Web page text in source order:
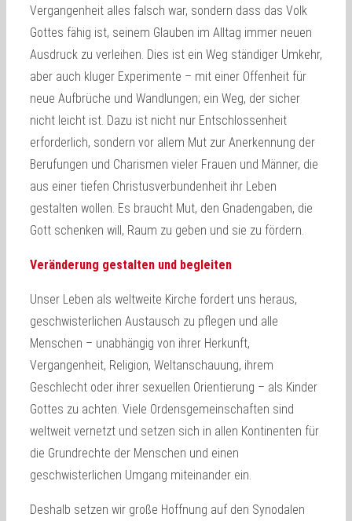
Vergangenheit alles falsch war, sondern dass das Volk
Gottes fähig ist, seinem Glauben im Alltag immer neuen
Ausdruck zu verleihen. Dies ist ein Weg ständiger Umkehr,
aber auch kluger Experimente – mit einer Offenheit für
neue Aufbrüche und Wandlungen; ein Weg, der sicher
nicht leicht ist. Dazu ist nicht nur Entschlossenheit
erforderlich, sondern vor allem Mut zur Anerkennung der
Berufungen und Charismen vieler Frauen und Männer, die
aus einer tiefen Christusverbundenheit ihr Leben
gestalten wollen. Es braucht Mut, den Gnadengaben, die
Gott schenken will, Raum zu geben und sie zu fördern.
Veränderung gestalten und begleiten
Unser Leben als weltweite Kirche fordert uns heraus,
geschwisterlichen Austausch zu pflegen und alle
Menschen – unabhängig von ihrer Herkunft,
Vergangenheit, Religion, Weltanschauung, ihrem
Geschlecht oder ihrer sexuellen Orientierung – als Kinder
Gottes zu achten. Viele Ordensgemeinschaften sind
weltweit vernetzt und setzen sich in allen Kontinenten für
die Grundrechte der Menschen und einen
geschwisterlichen Umgang miteinander ein.
Deshalb setzen wir große Hoffnung auf den Synodalen